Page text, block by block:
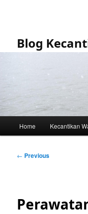
Blog
Home Kecantikan
Post
← Previous